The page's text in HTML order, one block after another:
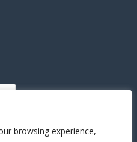
browsing experience,